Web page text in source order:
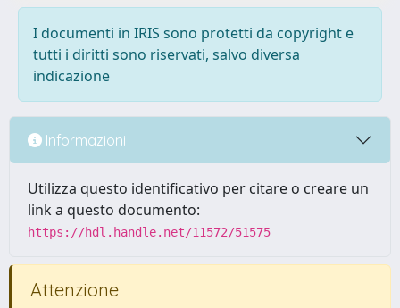
I documenti in IRIS sono protetti da copyright e
tutti i diritti sono riservati, salvo diversa
indicazione
Informazioni
Utilizza questo identificativo per citare o creare un
link a questo documento:
https://hdl.handle.net/11572/51575
Attenzione